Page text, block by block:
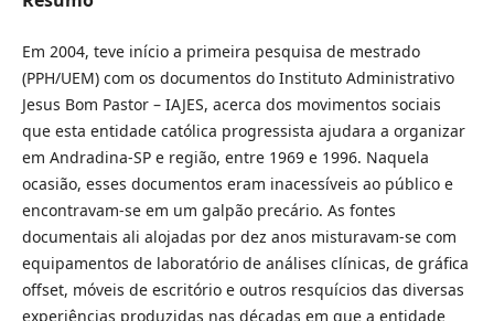
Em 2004, teve início a primeira pesquisa de mestrado
(PPH/UEM) com os documentos do Instituto Administrativo
Jesus Bom Pastor – IAJES, acerca dos movimentos sociais
que esta entidade católica progressista ajudara a organizar
em Andradina-SP e região, entre 1969 e 1996. Naquela
ocasião, esses documentos eram inacessíveis ao público e
encontravam-se em um galpão precário. As fontes
documentais ali alojadas por dez anos misturavam-se com
equipamentos de laboratório de análises clínicas, de gráfica
offset, móveis de escritório e outros resquícios das diversas
experiências produzidas nas décadas em que a entidade